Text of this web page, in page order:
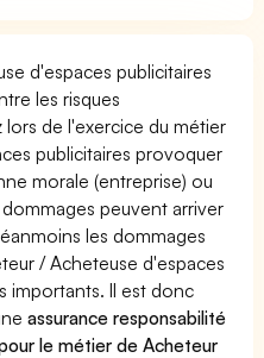
d'espaces publicitaires
les risques
de l'exercice du métier
publicitaires provoquer
morale (entreprise) ou
peuvent arriver
les dommages
/ Acheteuse d'espaces
importants. Il est donc
assurance responsabilité
le métier de Acheteur